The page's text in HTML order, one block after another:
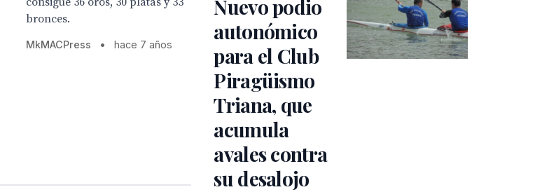
bronces.
MkMACPress • hace 7 años
Nuevo podio
autonómico
para el Club
Piragüismo
Triana, que
acumula
avales contra
su desalojo